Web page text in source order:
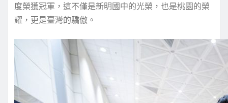
度榮獲冠軍，這不僅是新明國中的光榮，也是桃園的榮
耀，更是臺灣的驕傲。